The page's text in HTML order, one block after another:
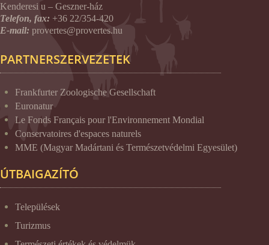
Kenderesi u – Geszner-ház
Telefon, fax: +36 22/354-420
E-mail: provertes@provertes.hu
PARTNERSZERVEZETEK
Frankfurter Zoologische Gesellschaft
Euronatur
Le Fonds Français pour l'Environnement Mondial
Conservatoires d'espaces naturels
MME (Magyar Madártani és Természetvédelmi Egyesület)
ÚTBAIGAZÍTÓ
Települések
Turizmus